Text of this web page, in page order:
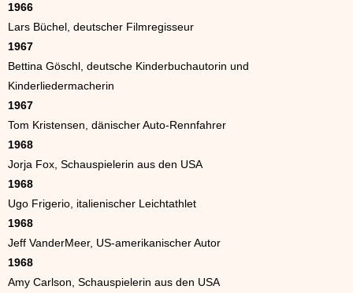
1966
Lars Büchel, deutscher Filmregisseur
1967
Bettina Göschl, deutsche Kinderbuchautorin und
Kinderliedermacherin
1967
Tom Kristensen, dänischer Auto-Rennfahrer
1968
Jorja Fox, Schauspielerin aus den USA
1968
Ugo Frigerio, italienischer Leichtathlet
1968
Jeff VanderMeer, US-amerikanischer Autor
1968
Amy Carlson, Schauspielerin aus den USA